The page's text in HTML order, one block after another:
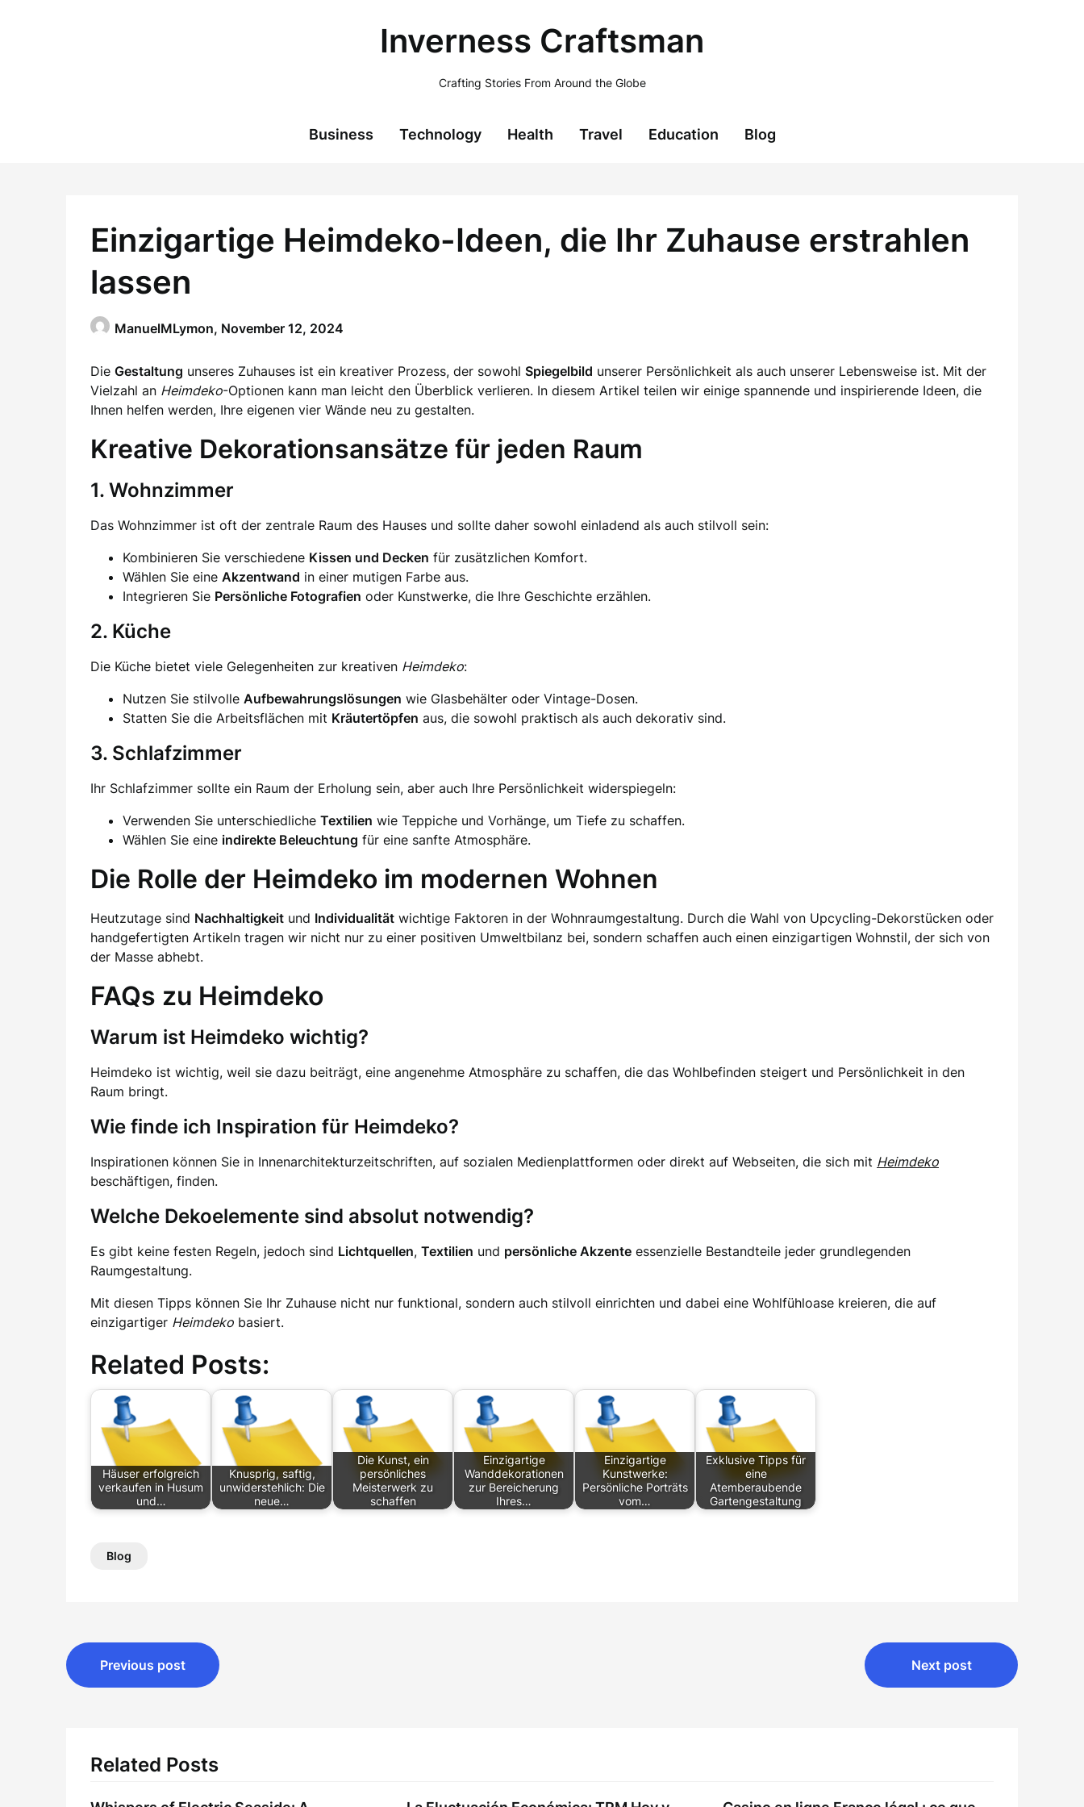
Inverness Craftsman
Crafting Stories From Around the Globe
Business Technology Health Travel Education Blog
Einzigartige Heimdeko-Ideen, die Ihr Zuhause erstrahlen
lassen
ManuelMLymon, November 12, 2024
Die Gestaltung unseres Zuhauses ist ein kreativer Prozess, der sowohl Spiegelbild unserer Persönlichkeit als auch unserer Lebensweise ist. Mit der
Vielzahl an Heimdeko-Optionen kann man leicht den Überblick verlieren. In diesem Artikel teilen wir einige spannende und inspirierende Ideen, die
Ihnen helfen werden, Ihre eigenen vier Wände neu zu gestalten.
Kreative Dekorationsansätze für jeden Raum
1. Wohnzimmer
Das Wohnzimmer ist oft der zentrale Raum des Hauses und sollte daher sowohl einladend als auch stilvoll sein:
Kombinieren Sie verschiedene Kissen und Decken für zusätzlichen Komfort.
Wählen Sie eine Akzentwand in einer mutigen Farbe aus.
Integrieren Sie Persönliche Fotografien oder Kunstwerke, die Ihre Geschichte erzählen.
2. Küche
Die Küche bietet viele Gelegenheiten zur kreativen Heimdeko:
Nutzen Sie stilvolle Aufbewahrungslösungen wie Glasbehälter oder Vintage-Dosen.
Statten Sie die Arbeitsflächen mit Kräutertöpfen aus, die sowohl praktisch als auch dekorativ sind.
3. Schlafzimmer
Ihr Schlafzimmer sollte ein Raum der Erholung sein, aber auch Ihre Persönlichkeit widerspiegeln:
Verwenden Sie unterschiedliche Textilien wie Teppiche und Vorhänge, um Tiefe zu schaffen.
Wählen Sie eine indirekte Beleuchtung für eine sanfte Atmosphäre.
Die Rolle der Heimdeko im modernen Wohnen
Heutzutage sind Nachhaltigkeit und Individualität wichtige Faktoren in der Wohnraumgestaltung. Durch die Wahl von Upcycling-Dekorstücken oder
handgefertigten Artikeln tragen wir nicht nur zu einer positiven Umweltbilanz bei, sondern schaffen auch einen einzigartigen Wohnstil, der sich von
der Masse abhebt.
FAQs zu Heimdeko
Warum ist Heimdeko wichtig?
Heimdeko ist wichtig, weil sie dazu beiträgt, eine angenehme Atmosphäre zu schaffen, die das Wohlbefinden steigert und Persönlichkeit in den
Raum bringt.
Wie finde ich Inspiration für Heimdeko?
Inspirationen können Sie in Innenarchitekturzeitschriften, auf sozialen Medienplattformen oder direkt auf Webseiten, die sich mit Heimdeko
beschäftigen, finden.
Welche Dekoelemente sind absolut notwendig?
Es gibt keine festen Regeln, jedoch sind Lichtquellen, Textilien und persönliche Akzente essenzielle Bestandteile jeder grundlegenden
Raumgestaltung.
Mit diesen Tipps können Sie Ihr Zuhause nicht nur funktional, sondern auch stilvoll einrichten und dabei eine Wohlfühloase kreieren, die auf
einzigartiger Heimdeko basiert.
Related Posts:
Häuser erfolgreich
verkaufen in Husum
und…
Knusprig, saftig,
unwiderstehlich: Die
neue…
Die Kunst, ein
persönliches
Meisterwerk zu
schaffen
Einzigartige
Wanddekorationen
zur Bereicherung
Ihres…
Einzigartige
Kunstwerke:
Persönliche Porträts
vom…
Exklusive Tipps für
eine
Atemberaubende
Gartengestaltung
Blog
Post
navigation
Previous post Next post
Related Posts